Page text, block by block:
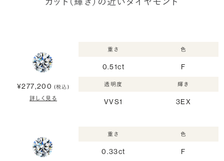
¥277,200 (税込)
詳しく見る
重さ
0.51ct
色
F
透明度
VVS1
輝き
3EX
重さ
0.33ct
色
F